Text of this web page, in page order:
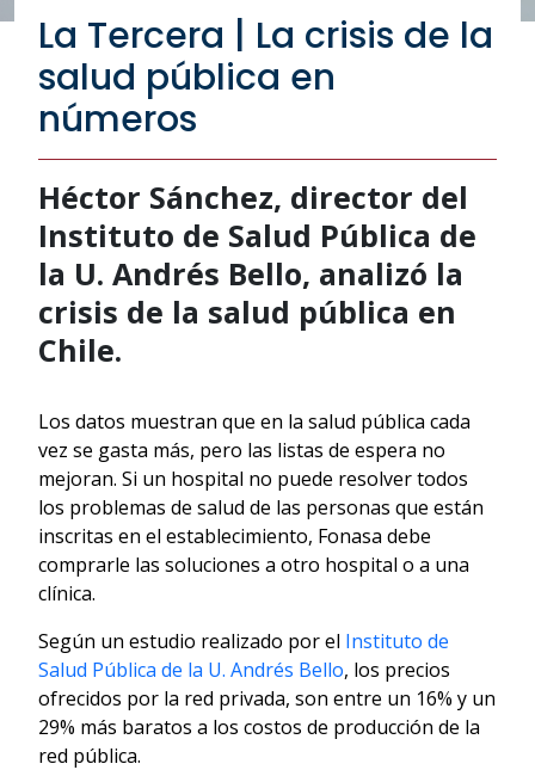
La Tercera | La crisis de la
salud pública en
números
Héctor Sánchez, director del
Instituto de Salud Pública de
la U. Andrés Bello, analizó la
crisis de la salud pública en
Chile.
Los datos muestran que en la salud pública cada
vez se gasta más, pero las listas de espera no
mejoran. Si un hospital no puede resolver todos
los problemas de salud de las personas que están
inscritas en el establecimiento, Fonasa debe
comprarle las soluciones a otro hospital o a una
clínica.
Según un estudio realizado por el Instituto de
Salud Pública de la U. Andrés Bello, los precios
ofrecidos por la red privada, son entre un 16% y un
29% más baratos a los costos de producción de la
red pública.